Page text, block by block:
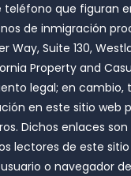
que figuran
de inmigración
Suite 130,
Property and
legal; en cambio,
en este sitio web
Dichos enlaces son
lectores de este
o navegador